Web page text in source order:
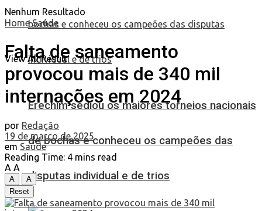
Erechim sediou os maiores torneios nacionais
de bochas e conheceu os campeões das
disputas individual e de trios
Nenhum Resultado
View All Result
Home Saúde
Falta de saneamento
provocou mais de 340 mil
internações em 2024
por Redação
19 de março de 2025
em Saúde
Reading Time: 4 mins read
A A
A
A
Reset